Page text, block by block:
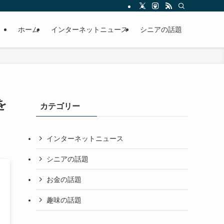
ホーム インターネットニュース シニアの話題
カテゴリー
インターネットニュース
シニアの話題
お金の話題
趣味の話題